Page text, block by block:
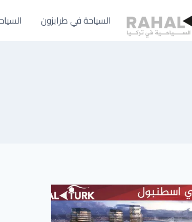
السياحة في طرابزون